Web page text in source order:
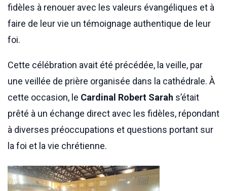
fidèles à renouer avec les valeurs évangéliques et à
faire de leur vie un témoignage authentique de leur
foi.
Cette célébration avait été précédée, la veille, par
une veillée de prière organisée dans la cathédrale. À
cette occasion, le Cardinal Robert Sarah s’était
prêté à un échange direct avec les fidèles, répondant
à diverses préoccupations et questions portant sur
la foi et la vie chrétienne.